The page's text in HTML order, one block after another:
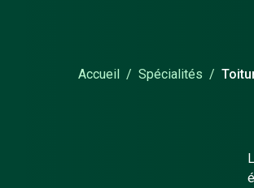
Accueil / Spécialités /